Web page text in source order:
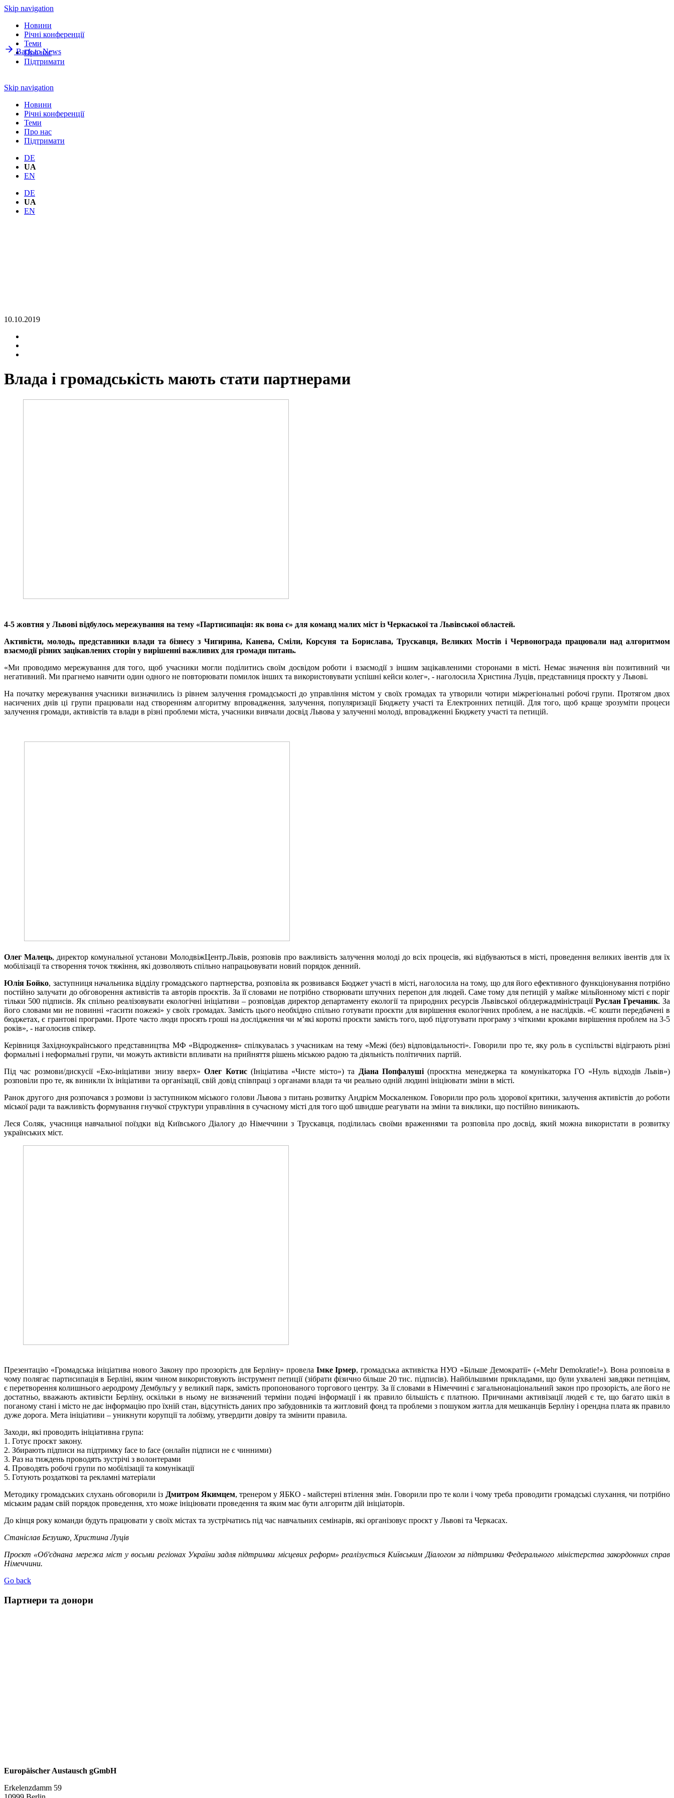
Skip navigation
Новини
Річнi конференції
Теми
Про нас
Підтримати
Skip navigation
Новини
Річнi конференції
Теми
Про нас
Підтримати
DE
UA
EN
DE
UA
EN
Back to News
10.10.2019
Влада і громадськість мають стати партнерами
4-5 жовтня у Львові відбулось мережування на тему «Партисипація: як вона є» для команд малих міст із Черкаської та Львівської областей.
Активісти, молодь, представники влади та бізнесу з Чигирина, Канева, Сміли, Корсуня та Борислава, Трускавця, Великих Мостів і Червонограда працювали над алгоритмом
взаємодії різних зацікавлених сторін у вирішенні важливих для громади питань.
«Ми проводимо мережування для того, щоб учасники могли поділитись своїм досвідомроботи і взаємодії з іншим зацікавленими сторонами в місті. Немає значення він позитивний чи
негативний. Ми прагнемо навчити один одного не повторювати помилок інших та використовувати успішні кейси колег», - наголосила Христина Луців, представниця проєкту у Львові.
На початку мережування учасники визначились із рівнем залучення громадськості до управління містом у своїх громадах та утворили чотири міжрегіональні робочі групи. Протягом двох
насичених днів ці групи працювали над створенням алгоритму впровадження, залучення, популяризації Бюджету участі та Електронних петицій. Для того, щоб краще зрозуміти процеси
залучення громади, активістів та влади в різні проблеми міста, учасники вивчали досвід Львова у залученні молоді, впровадженні Бюджету участі та петицій.
Олег Малець, директор комунальної установи МолодвіжЦентр.Львів, розповів про важливість залучення молоді до всіх процесів, які відбуваються в місті, проведення великих івентів для їх
мобілізації та створення точок тяжіння, які дозволяють спільно напрацьовувати новий порядок денний.
Юлія Бойко, заступниця начальника відділу громадського партнерства, розповіла як розвивався Бюджет участі в місті, наголосила на тому, що для його ефективного функціонування потрібно
постійно залучати до обговорення активістів та авторів проєктів. За її словами не потрібно створювати штучних перепон для людей. Саме тому для петицій у майже мільйонному місті є поріг
тільки 500 підписів. Як спільно реалізовувати екологічні ініціативи – розповідав директор департаменту екології та природних ресурсів Львівської облдержадміністраціїРуслан Гречаник. За
його словами ми не повинні «гасити пожежі» у своїх громадах. Замість цього необхідно спільно готувати проєкти для вирішення екологічних проблем, а не наслідків. «Є кошти передбачені в
бюджетах, є грантові програми. Проте часто люди просять гроші на дослідження чи м’які короткі проєкти замість того, щоб підготувати програму з чіткими кроками вирішення проблем на 3-5
років», - наголосив спікер.
Керівниця Західноукраїнського представництва МФ «Відродження» спілкувалась з учасникам на тему «Межі (без) відповідальності». Говорили про те, яку роль в суспільстві відіграють різні
формальні і неформальні групи, чи можуть активісти впливати на прийняття рішень міською радою та діяльність політичних партій.
Під час розмови/дискусії «Еко-ініціативи знизу вверх»Олег Котис(Ініціатива «Чисте місто») та Діана Попфалуші(проєктна менеджерка та комунікаторка ГО «Нуль відходів Львів»)
розповіли про те, як виникли їх ініціативи та організації, свій довід співпраці з органами влади та чи реально одній людині ініціювати зміни в місті.
Ранок другого дня розпочався з розмови із заступником міського голови Львова з питань розвитку Андрієм Москаленком. Говорили про роль здорової критики, залучення активістів до роботи
міської ради та важливість формування гнучкої структури управління в сучасному місті для того щоб швидше реагувати на зміни та виклики, що постійно виникають.
Леся Соляк, учасниця навчальної поїздки від Київського Діалогу до Німеччини з Трускавця, поділилась своїми враженнями та розповіла про досвід, який можна використати в розвитку
українських міст.
Презентацію «Громадська ініціатива нового Закону про прозорість для Берліну» провела Імке Ірмер, громадська активістка НУО «Більше Демократії» («Mehr Demokratie!»). Вона розповіла в
чому полягає партисипація в Берліні, яким чином використовують інструмент петиції (зібрати фізично більше 20 тис. підписів). Найбільшими прикладами, що були ухвалені завдяки петиціям,
є перетворення колишнього аеродрому Дембульгу у великий парк, замість пропонованого торгового центру. За її словами в Німеччині є загальнонаціональний закон про прозорість, але його не
достатньо, вважають активісти Берліну, оскільки в ньому не визначений терміни подачі інформації і як правило більшість є платною. Причинами активізації людей є те, що багато шкіл в
поганому стані і місто не дає інформацію про їхній стан, відсутність даних про забудовників та житловий фонд та проблеми з пошуком житла для мешканців Берліну і орендна плата як правило
дуже дорога. Мета ініціативи – уникнути корупції та лобізму, утвердити довіру та змінити правила.
Заходи, які проводить ініціативна група:
1. Готує проєкт закону.
2. Збирають підписи на підтримку face to face (онлайн підписи не є чинними)
3. Раз на тиждень проводять зустрічі з волонтерами
4. Проводять робочі групи по мобілізації та комунікації
5. Готують роздаткові та рекламні матеріали
Методику громадських слухань обговорили із Дмитром Якимцем, тренером у ЯБКО - майстерні втілення змін. Говорили про те коли і чому треба проводити громадські слухання, чи потрібно
міським радам свій порядок проведення, хто може ініціювати проведення та яким має бути алгоритм дій ініціаторів.
До кінця року команди будуть працювати у своїх містах та зустрічатись під час навчальних семінарів, які організовує проєкт у Львові та Черкасах.
Станіслав Безушко, Христина Луців
Проєкт «Об'єднана мережа міст у восьми регіонах України задля підтримки місцевих реформ» реалізується Київським Діалогом за підтримки Федерального міністерства закордонних справ
Німеччини.
Go back
Партнери та донори
Europäischer Austausch gGmbH
Erkelenzdamm 59